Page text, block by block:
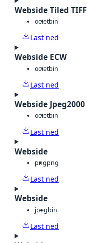
Webside Tiled TIFF
octetbin
Last ned
Webside ECW
octetbin
Last ned
Webside Jpeg2000
octetbin
Last ned
Webside
pngpng
Last ned
Webside
jpegbin
Last ned